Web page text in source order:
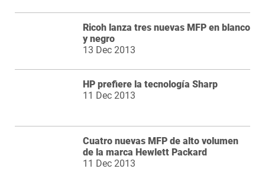
Ricoh lanza tres nuevas MFP en blanco
y negro
13 Dec 2013
HP prefiere la tecnología Sharp
11 Dec 2013
Cuatro nuevas MFP de alto volumen
de la marca Hewlett Packard
11 Dec 2013